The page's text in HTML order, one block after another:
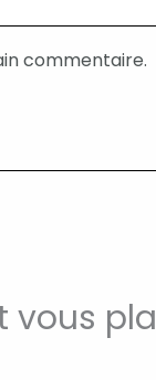
commentaire.
vous